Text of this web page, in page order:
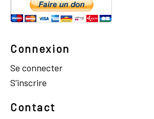
Connexion
Se connecter
S'inscrire
Contact